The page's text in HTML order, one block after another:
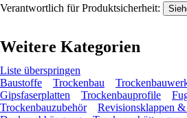
Verantwortlich für Produktsicherheit:
Weitere Kategorien
Liste überspringen
Baustoffe
Trockenbau
Gipsfaserplatten
Trockenbauprofile
Trockenbauzubehör
Revisionsklappen